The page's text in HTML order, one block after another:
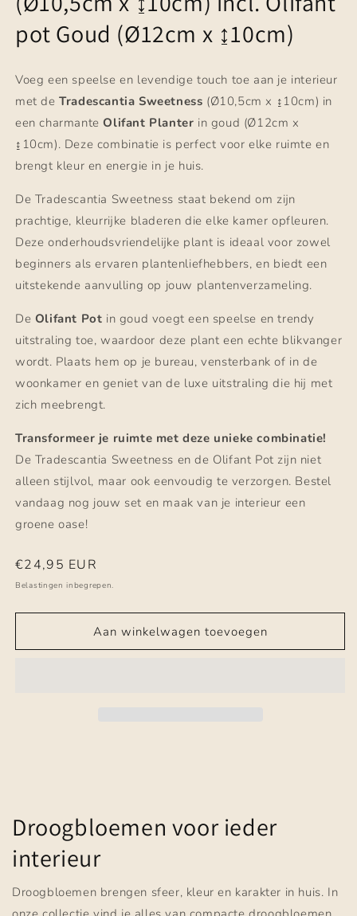
pot Goud (Ø12cm x ↨10cm)
Voeg een speelse en levendige touch toe aan je interieur
met deTradescantia Sweetness (Ø10,5cm x ↨10cm) in
een charmanteOlifant Planter in goud (Ø12cm x
↨10cm). Deze combinatie is perfect voor elke ruimte en
brengt kleur en energie in je huis.
De Tradescantia Sweetness staat bekend om zijn
prachtige, kleurrijke bladeren die elke kamer opfleuren.
Deze onderhoudsvriendelijke plant is ideaal voor zowel
beginners als ervaren plantenliefhebbers, en biedt een
uitstekende aanvulling op jouw plantenverzameling.
De Olifant Pot in goud voegt een speelse en trendy
uitstraling toe, waardoor deze plant een echte blikvanger
wordt. Plaats hem op je bureau, vensterbank of in de
woonkamer en geniet van de luxe uitstraling die hij met
zich meebrengt.
Transformeer je ruimte met deze unieke combinatie!
De Tradescantia Sweetness en de Olifant Pot zijn niet
alleen stijlvol, maar ook eenvoudig te verzorgen. Bestel
vandaag nog jouw set en maak van je interieur een
groene oase!
Normale
prijs
€24,95 EUR
Belastingen inbegrepen.
Aan winkelwagen toevoegen
Droogbloemen voor ieder
interieur
Droogbloemen brengen sfeer, kleur en karakter in huis. In